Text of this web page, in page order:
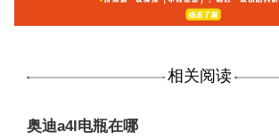
相关阅读
奥迪a4l电瓶在哪